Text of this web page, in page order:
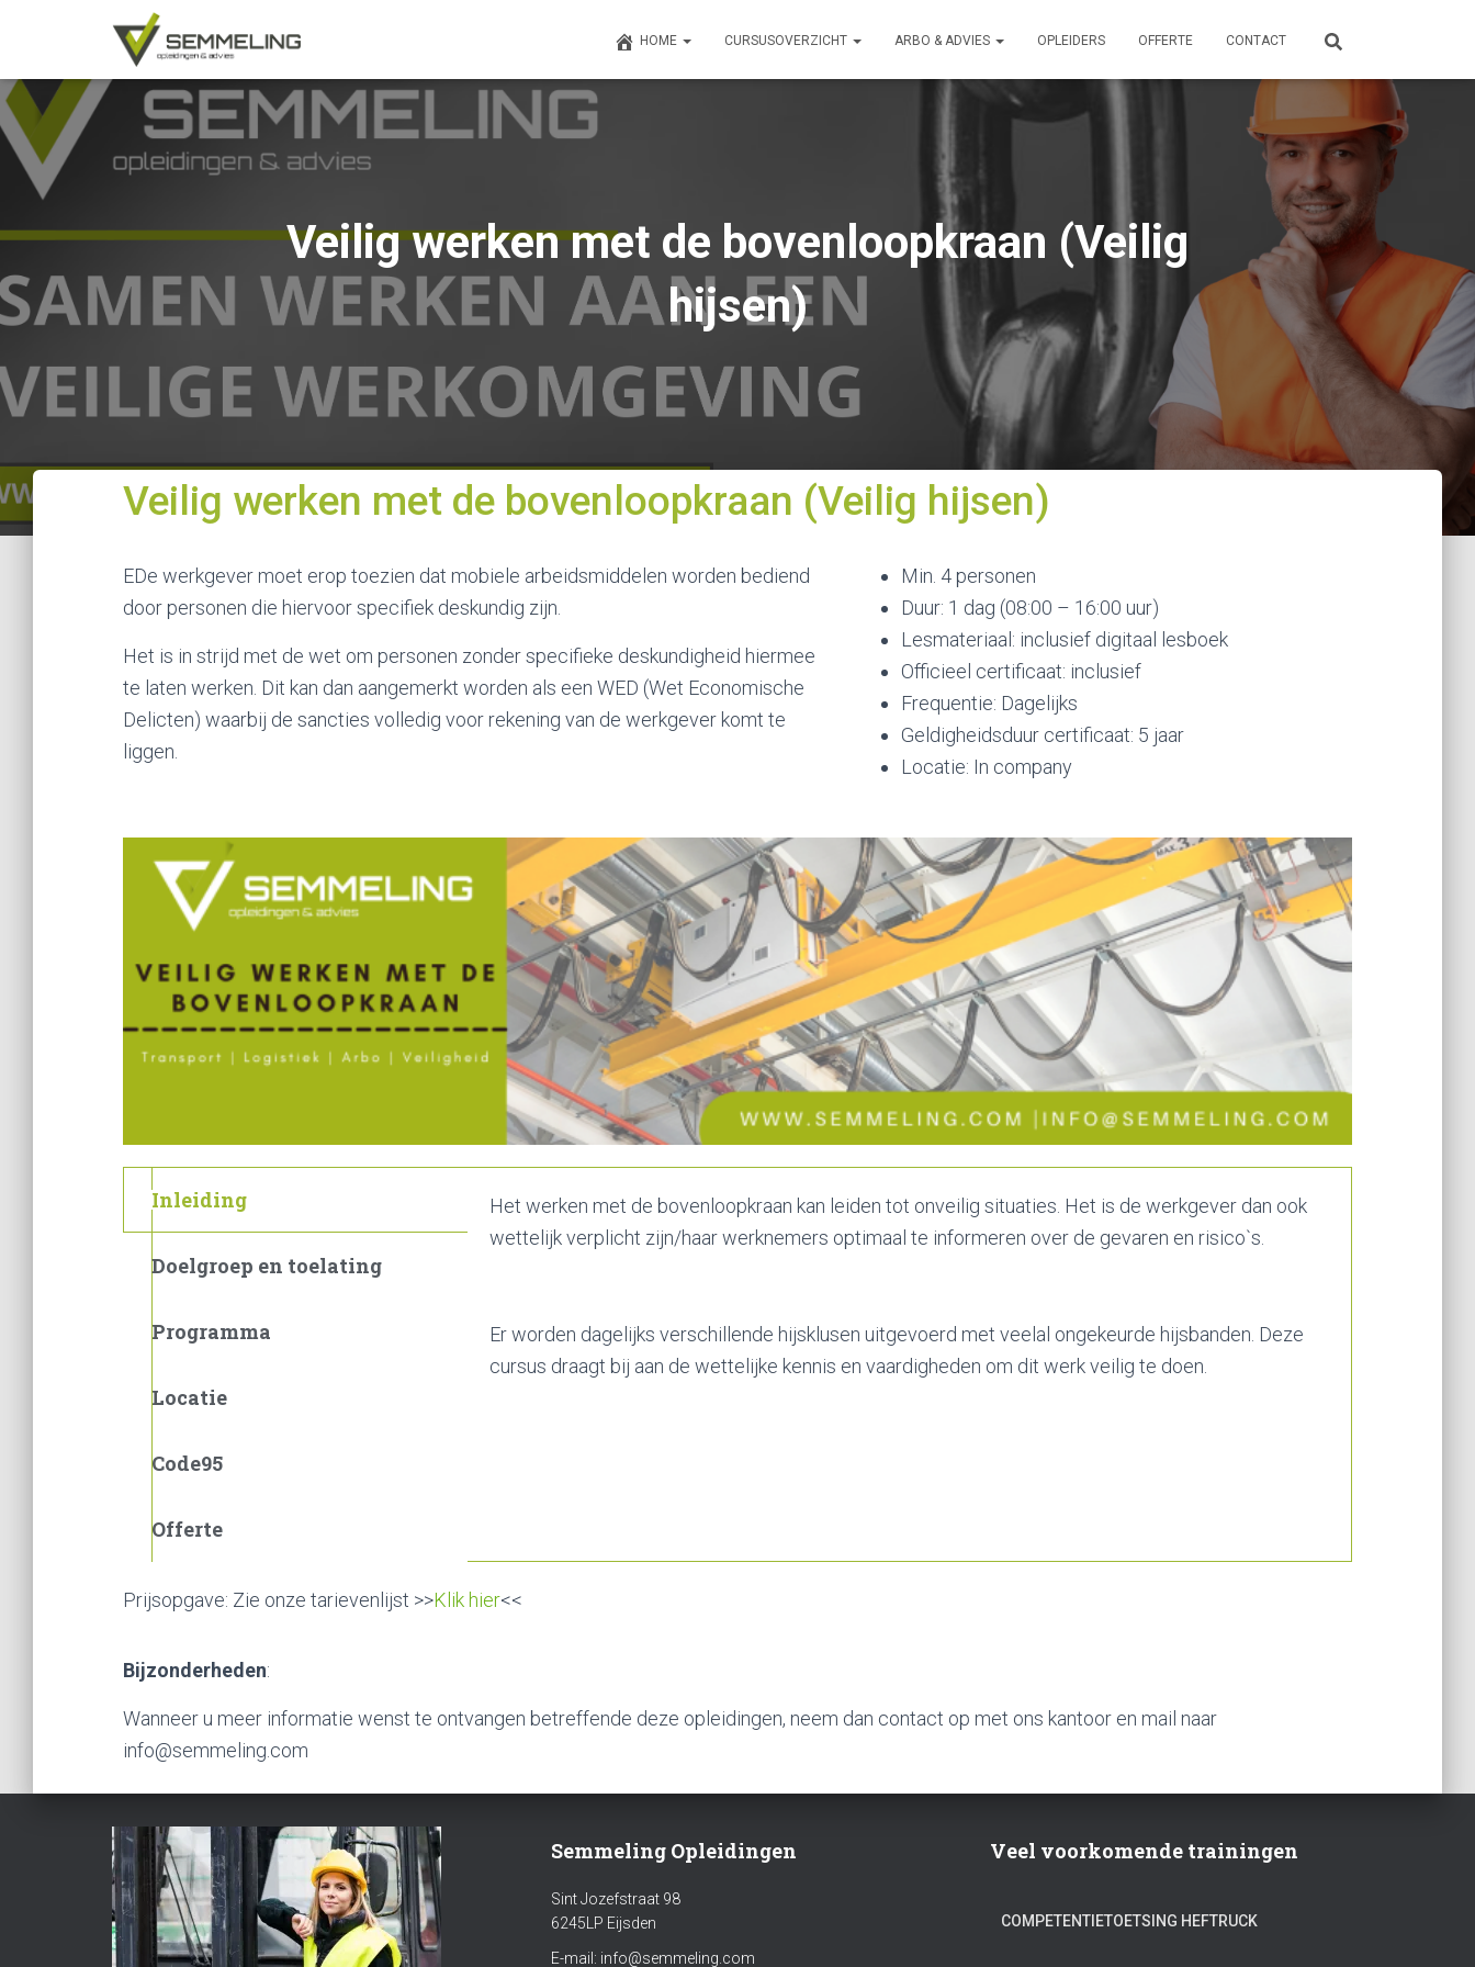
HOME CURSUSOVERZICHT ARBO & ADVIES OPLEIDERS OFFERTE CONTACT
Veilig werken met de bovenloopkraan (Veilig
hijsen)
Veilig werken met de bovenloopkraan (Veilig hijsen)
EDe werkgever moet erop toezien dat mobiele arbeidsmiddelen worden bediend
door personen die hiervoor specifiek deskundig zijn.
Het is in strijd met de wet om personen zonder specifieke deskundigheid hiermee
te laten werken. Dit kan dan aangemerkt worden als een WED (Wet Economische
Delicten) waarbij de sancties volledig voor rekening van de werkgever komt te
liggen.
Min. 4 personen
Duur: 1 dag (08:00 – 16:00 uur)
Lesmateriaal: inclusief digitaal lesboek
Officieel certificaat: inclusief
Frequentie: Dagelijks
Geldigheidsduur certificaat: 5 jaar
Locatie: In company
Inleiding
Doelgroep en toelating
Programma
Locatie
Code95
Offerte
Het werken met de bovenloopkraan kan leiden tot onveilig situaties. Het is de werkgever dan ook
wettelijk verplicht zijn/haar werknemers optimaal te informeren over de gevaren en risico`s.
Er worden dagelijks verschillende hijsklusen uitgevoerd met veelal ongekeurde hijsbanden. Deze
cursus draagt bij aan de wettelijke kennis en vaardigheden om dit werk veilig te doen.
Prijsopgave: Zie onze tarievenlijst >>Klik hier<<
Bijzonderheden:
Wanneer u meer informatie wenst te ontvangen betreffende deze opleidingen, neem dan contact op met ons kantoor en mail naar
info@semmeling.com
Semmeling Opleidingen
Sint Jozefstraat 98
6245LP Eijsden
E-mail: info@semmeling.com
Veel voorkomende trainingen
COMPETENTIETOETSING HEFTRUCK